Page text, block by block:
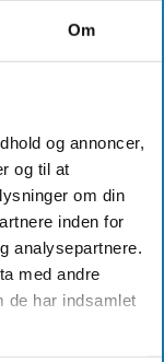
Om
og annoncer,
og til at
om din
inden for
analysepartnere.
med andre
de har indsamlet